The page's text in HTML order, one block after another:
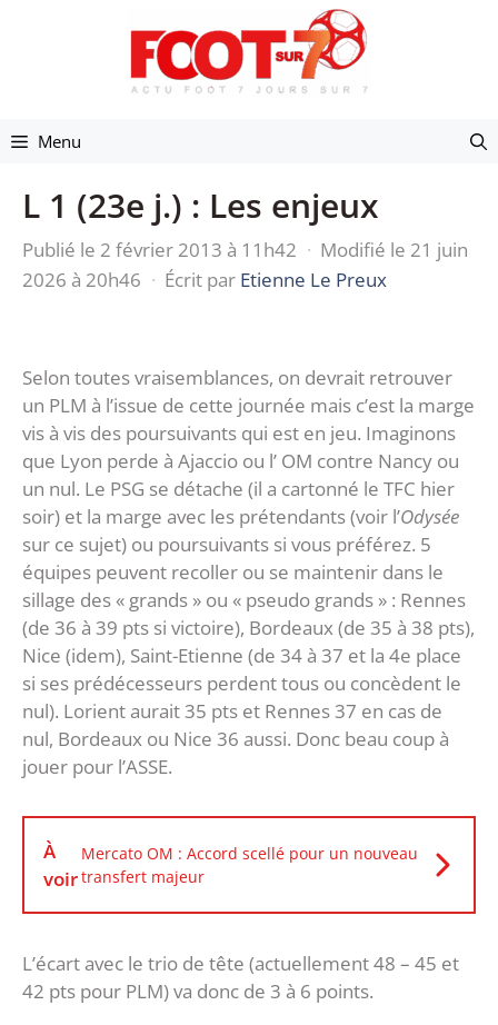
Menu
L 1 (23e j.) : Les enjeux
Publié le 2 février 2013 à 11h42 · Modifié le 21 juin
2026 à 20h46 · Écrit par Etienne Le Preux
Selon toutes vraisemblances, on devrait retrouver
un PLM à l’issue de cette journée mais c’est la marge
vis à vis des poursuivants qui est en jeu. Imaginons
que Lyon perde à Ajaccio ou l’ OM contre Nancy ou
un nul. Le PSG se détache (il a cartonné le TFC hier
soir) et la marge avec les prétendants (voir l’Odysée
sur ce sujet) ou poursuivants si vous préférez. 5
équipes peuvent recoller ou se maintenir dans le
sillage des « grands » ou « pseudo grands » : Rennes
(de 36 à 39 pts si victoire), Bordeaux (de 35 à 38 pts),
Nice (idem), Saint-Etienne (de 34 à 37 et la 4e place
si ses prédécesseurs perdent tous ou concèdent le
nul). Lorient aurait 35 pts et Rennes 37 en cas de
nul, Bordeaux ou Nice 36 aussi. Donc beau coup à
jouer pour l’ASSE.
À
voir
Mercato OM : Accord scellé pour un nouveau
transfert majeur
L’écart avec le trio de tête (actuellement 48 – 45 et
42 pts pour PLM) va donc de 3 à 6 points.